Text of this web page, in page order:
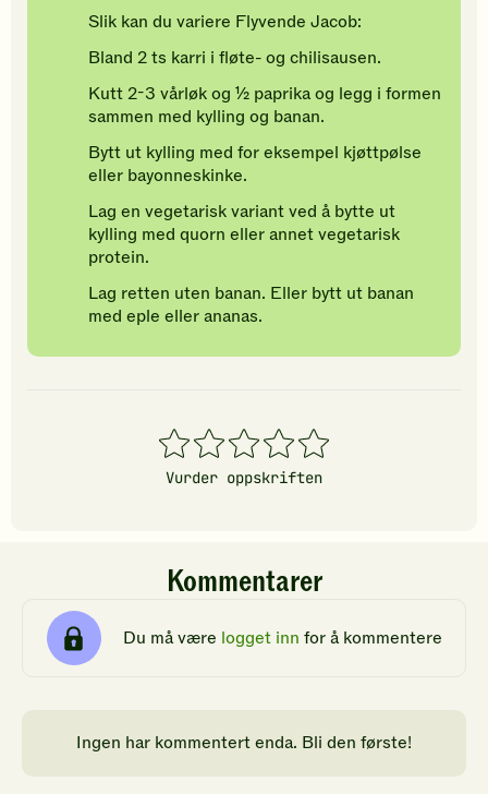
Slik kan du variere Flyvende Jacob:
Bland 2 ts karri i fløte- og chilisausen.
Kutt 2-3 vårløk og ½ paprika og legg i formen
sammen med kylling og banan.
Bytt ut kylling med for eksempel kjøttpølse
eller bayonneskinke.
Lag en vegetarisk variant ved å bytte ut
kylling med quorn eller annet vegetarisk
protein.
Lag retten uten banan. Eller bytt ut banan
med eple eller ananas.
1
stjerner
2
stjerner
3
stjerner
4
stjerner
5
stjerner
Vurder oppskriften
Kommentarer
Du må være logget inn for å kommentere
Ingen har kommentert enda. Bli den første!